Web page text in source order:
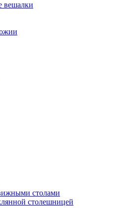
вешалки
столами
столешницей